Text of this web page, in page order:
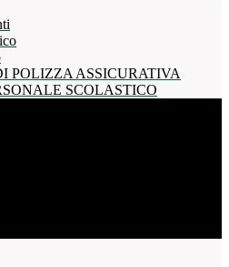
POLIZZA ASSICURATIVA
SCOLASTICO